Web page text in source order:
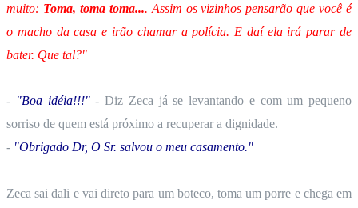
muito: Toma, toma toma.... Assim os vizinhos pensarão que você é
o macho da casa e irão chamar a polícia. E daí ela irá parar de
bater. Que tal?"
- "Boa idéia!!!"- Diz Zeca já se levantando e com um pequeno
sorriso de quem está próximo a recuperar a dignidade.
- "Obrigado Dr, O Sr. salvou o meu casamento."
Zeca sai dali e vai direto para um boteco, toma um porre e chega em